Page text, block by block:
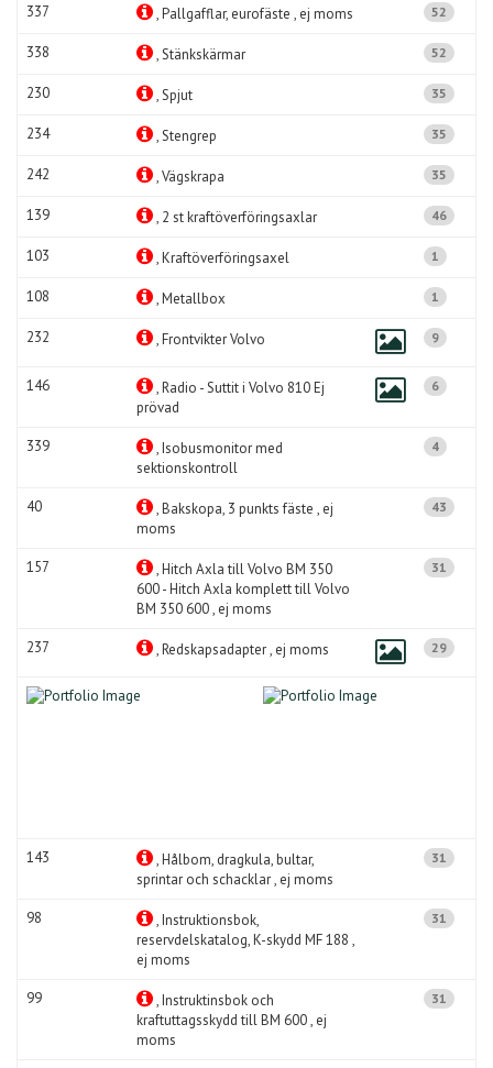
337 , Pallgafflar, eurofäste , ej moms 52
338 , Stänkskärmar 52
230 , Spjut 35
234 , Stengrep 35
242 , Vägskrapa 35
139 , 2 st kraftöverföringsaxlar 46
103 , Kraftöverföringsaxel 1
108 , Metallbox 1
232 , Frontvikter Volvo 9
146
, Radio - Suttit i Volvo 810 Ej
prövad
6
339
, Isobusmonitor med
sektionskontroll
4
40
, Bakskopa, 3 punkts fäste , ej
moms
43
157
, Hitch Axla till Volvo BM 350
600 - Hitch Axla komplett till Volvo
BM 350 600 , ej moms
31
237 , Redskapsadapter , ej moms 29
143
, Hålbom, dragkula, bultar,
sprintar och schacklar , ej moms
31
98
, Instruktionsbok,
reservdelskatalog, K-skydd MF 188 ,
ej moms
31
99
, Instruktinsbok och
kraftuttagsskydd till BM 600 , ej
moms
31